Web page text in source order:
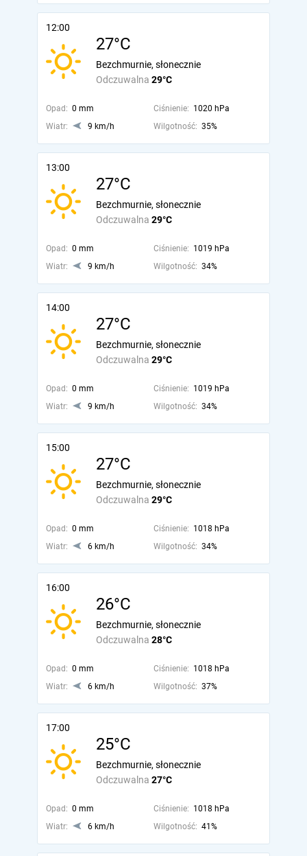
12:00
27°C
Odczuwalna 29°C
Bezchmurnie, słonecznie
Opad: 0 mm Ciśnienie: 1020 hPa
Wiatr:
9 km/h Wilgotność: 35%
13:00
27°C
Odczuwalna 29°C
Bezchmurnie, słonecznie
Opad: 0 mm Ciśnienie: 1019 hPa
Wiatr:
9 km/h Wilgotność: 34%
14:00
27°C
Odczuwalna 29°C
Bezchmurnie, słonecznie
Opad: 0 mm Ciśnienie: 1019 hPa
Wiatr:
9 km/h Wilgotność: 34%
15:00
27°C
Odczuwalna 29°C
Bezchmurnie, słonecznie
Opad: 0 mm Ciśnienie: 1018 hPa
Wiatr:
6 km/h Wilgotność: 34%
16:00
26°C
Odczuwalna 28°C
Bezchmurnie, słonecznie
Opad: 0 mm Ciśnienie: 1018 hPa
Wiatr:
6 km/h Wilgotność: 37%
17:00
25°C
Odczuwalna 27°C
Bezchmurnie, słonecznie
Opad: 0 mm Ciśnienie: 1018 hPa
Wiatr:
6 km/h Wilgotność: 41%